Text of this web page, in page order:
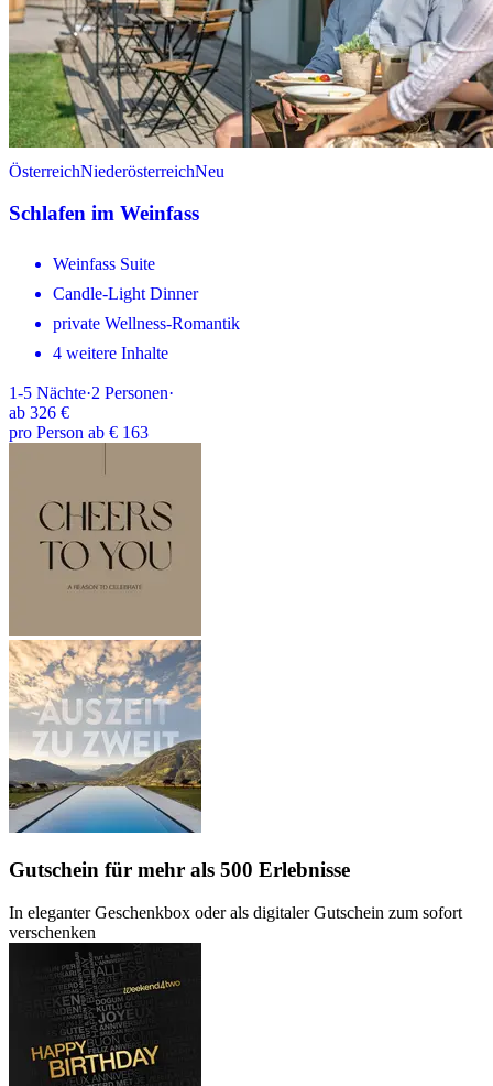
ÖsterreichNiederösterreichNeu
Schlafen im Weinfass
Weinfass Suite
Candle-Light Dinner
private Wellness-Romantik
4 weitere Inhalte
1-5 Nächte·2 Personen·
ab 326 €
pro Person ab € 163
Gutschein für mehr als 500 Erlebnisse
In eleganter Geschenkbox oder als digitaler Gutschein zum sofort
verschenken